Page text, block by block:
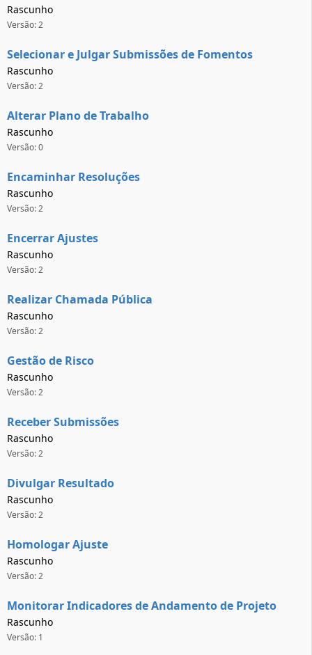
Rascunho
Versão: 2
Selecionar e Julgar Submissões de Fomentos
Rascunho
Versão: 2
Alterar Plano de Trabalho
Rascunho
Versão: 0
Encaminhar Resoluções
Rascunho
Versão: 2
Encerrar Ajustes
Rascunho
Versão: 2
Realizar Chamada Pública
Rascunho
Versão: 2
Gestão de Risco
Rascunho
Versão: 2
Receber Submissões
Rascunho
Versão: 2
Divulgar Resultado
Rascunho
Versão: 2
Homologar Ajuste
Rascunho
Versão: 2
Monitorar Indicadores de Andamento de Projeto
Rascunho
Versão: 1